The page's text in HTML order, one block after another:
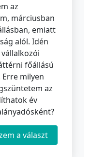
az
márciusban
emiatt
alól. Idén
főállású
milyen
az
év
a választ